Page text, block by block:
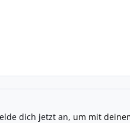
dich jetzt an, um mit